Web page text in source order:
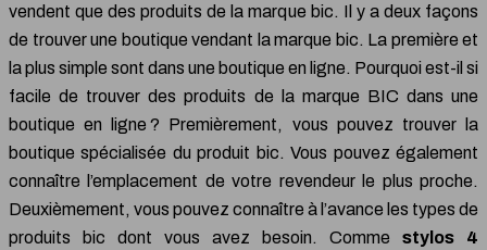
vendent que des produits de la marque bic. Il y a deux façons
de trouver une boutique vendant la marque bic. La première et
la plus simple sont dans une boutique en ligne. Pourquoi est-il si
facile de trouver des produits de la marque BIC dans une
boutique en ligne ? Premièrement, vous pouvez trouver la
boutique spécialisée du produit bic. Vous pouvez également
connaître l’emplacement de votre revendeur le plus proche.
Deuxièmement, vous pouvez connaître à l’avance les types de
produits bic dont vous avez besoin. Comme stylos 4